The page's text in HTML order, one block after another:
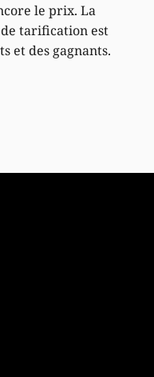
le prix. La
tarification est
et des gagnants.